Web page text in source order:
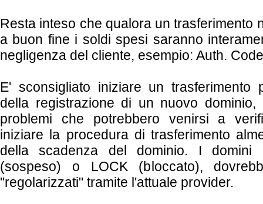
Resta inteso che qualora un trasferimento
a buon fine i soldi spesi saranno
negligenza del cliente, esempio: Auth.
E' sconsigliato iniziare un trasferimento
della registrazione di un nuovo dominio,
problemi che potrebbero venirsi a
iniziare la procedura di trasferimento
della scadenza del dominio. I
(sospeso) o LOCK (bloccato),
"regolarizzati" tramite l'attuale provider.